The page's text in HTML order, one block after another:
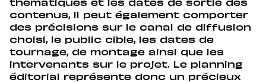
thématiques et les dates de sortie des
contenus, il peut également comporter
des précisions sur le canal de diffusion
choisi, le public cible, les dates de
tournage, de montage ainsi que les
intervenants sur le projet. Le planning
éditorial représente donc un précieux